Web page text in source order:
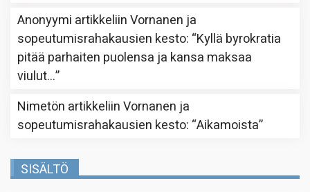
Anonyymi artikkeliinVornanen ja
sopeutumisrahakausien kesto: “Kyllä byrokratia
pitää parhaiten puolensa ja kansa maksaa
viulut…”
Nimetön artikkeliinVornanen ja
sopeutumisrahakausien kesto: “Aikamoista”
SISÄLTÖ